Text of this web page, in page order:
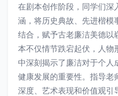
在剧本创作阶段，同学们深
涵，将历史典故、先进楷模
结合，赋予古老廉洁美德以
本不仅情节跌宕起伏，人物
中深刻揭示了廉洁对于个人
健康发展的重要性。指导老
深度、艺术表现和价值观引